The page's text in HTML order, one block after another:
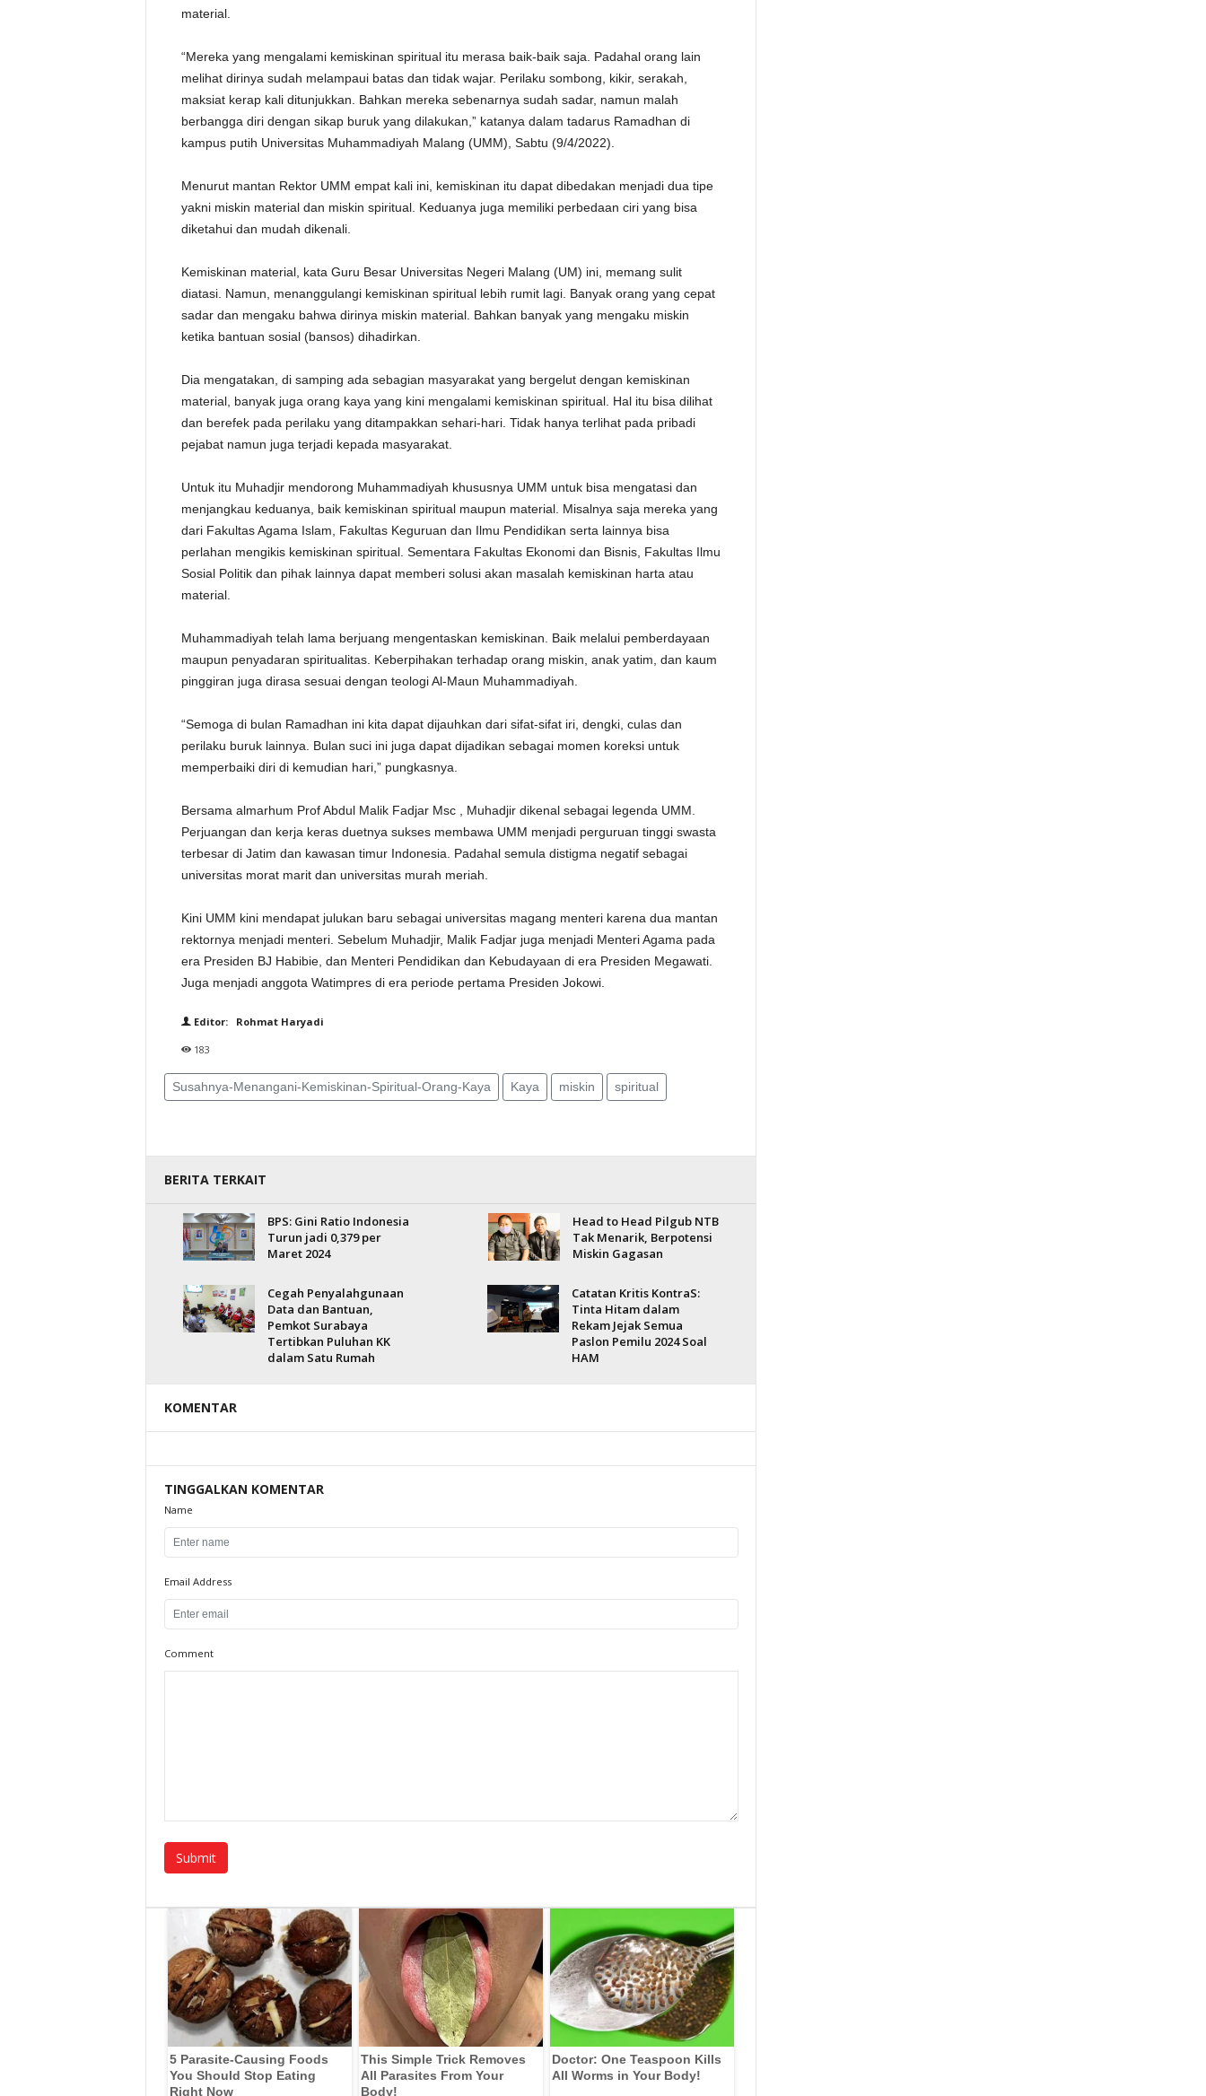
material.
“Mereka yang mengalami kemiskinan spiritual itu merasa baik-baik saja. Padahal orang lain
melihat dirinya sudah melampaui batas dan tidak wajar. Perilaku sombong, kikir, serakah,
maksiat kerap kali ditunjukkan. Bahkan mereka sebenarnya sudah sadar, namun malah
berbangga diri dengan sikap buruk yang dilakukan,” katanya dalam tadarus Ramadhan di
kampus putih Universitas Muhammadiyah Malang (UMM), Sabtu (9/4/2022).
Menurut mantan Rektor UMM empat kali ini, kemiskinan itu dapat dibedakan menjadi dua tipe
yakni miskin material dan miskin spiritual. Keduanya juga memiliki perbedaan ciri yang bisa
diketahui dan mudah dikenali.
Kemiskinan material, kata Guru Besar Universitas Negeri Malang (UM) ini, memang sulit
diatasi. Namun, menanggulangi kemiskinan spiritual lebih rumit lagi. Banyak orang yang cepat
sadar dan mengaku bahwa dirinya miskin material. Bahkan banyak yang mengaku miskin
ketika bantuan sosial (bansos) dihadirkan.
Dia mengatakan, di samping ada sebagian masyarakat yang bergelut dengan kemiskinan
material, banyak juga orang kaya yang kini mengalami kemiskinan spiritual. Hal itu bisa dilihat
dan berefek pada perilaku yang ditampakkan sehari-hari. Tidak hanya terlihat pada pribadi
pejabat namun juga terjadi kepada masyarakat.
Untuk itu Muhadjir mendorong Muhammadiyah khususnya UMM untuk bisa mengatasi dan
menjangkau keduanya, baik kemiskinan spiritual maupun material. Misalnya saja mereka yang
dari Fakultas Agama Islam, Fakultas Keguruan dan Ilmu Pendidikan serta lainnya bisa
perlahan mengikis kemiskinan spiritual. Sementara Fakultas Ekonomi dan Bisnis, Fakultas Ilmu
Sosial Politik dan pihak lainnya dapat memberi solusi akan masalah kemiskinan harta atau
material.
Muhammadiyah telah lama berjuang mengentaskan kemiskinan. Baik melalui pemberdayaan
maupun penyadaran spiritualitas. Keberpihakan terhadap orang miskin, anak yatim, dan kaum
pinggiran juga dirasa sesuai dengan teologi Al-Maun Muhammadiyah.
“Semoga di bulan Ramadhan ini kita dapat dijauhkan dari sifat-sifat iri, dengki, culas dan
perilaku buruk lainnya. Bulan suci ini juga dapat dijadikan sebagai momen koreksi untuk
memperbaiki diri di kemudian hari,” pungkasnya.
Bersama almarhum Prof Abdul Malik Fadjar Msc , Muhadjir dikenal sebagai legenda UMM.
Perjuangan dan kerja keras duetnya sukses membawa UMM menjadi perguruan tinggi swasta
terbesar di Jatim dan kawasan timur Indonesia. Padahal semula distigma negatif sebagai
universitas morat marit dan universitas murah meriah.
Kini UMM kini mendapat julukan baru sebagai universitas magang menteri karena dua mantan
rektornya menjadi menteri. Sebelum Muhadjir, Malik Fadjar juga menjadi Menteri Agama pada
era Presiden BJ Habibie, dan Menteri Pendidikan dan Kebudayaan di era Presiden Megawati.
Juga menjadi anggota Watimpres di era periode pertama Presiden Jokowi.
Editor: Rohmat Haryadi
183
Susahnya-Menangani-Kemiskinan-Spiritual-Orang-Kaya Kaya miskin spiritual
BERITA TERKAIT
BPS: Gini Ratio Indonesia
Turun jadi 0,379 per
Maret 2024
Head to Head Pilgub NTB
Tak Menarik, Berpotensi
Miskin Gagasan
Cegah Penyalahgunaan
Data dan Bantuan,
Pemkot Surabaya
Tertibkan Puluhan KK
dalam Satu Rumah
Catatan Kritis KontraS:
Tinta Hitam dalam
Rekam Jejak Semua
Paslon Pemilu 2024 Soal
HAM
KOMENTAR
TINGGALKAN KOMENTAR
Name
Email Address
Comment
5 Parasite-Causing Foods
You Should Stop Eating
Right Now
This Simple Trick Removes
All Parasites From Your
Body!
Doctor: One Teaspoon Kills
All Worms in Your Body!